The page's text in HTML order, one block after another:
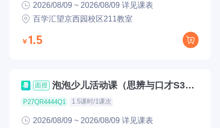
2026/08/09 ~ 2026/08/09 详见课表
百学汇望京西园校区211教室
1.5
暑 面授
泡泡少儿活动课（思辨与口才S3公
开课）
P27QR4444Q1 1.5课时/1课次
2026/08/09 ~ 2026/08/09 详见课表